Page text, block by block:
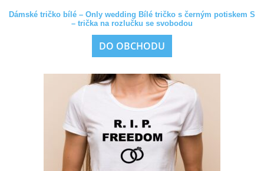
Dámské tričko bílé – Only wedding Bílé tričko s černým potiskem S
– trička na rozlučku se svobodou
DO OBCHODU